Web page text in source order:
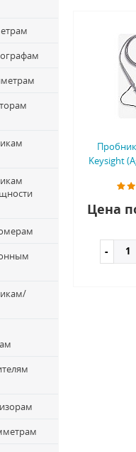
Keysight
Цена